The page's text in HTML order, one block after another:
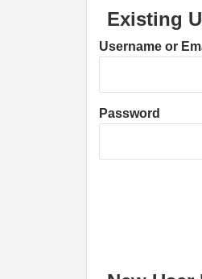
Existing
Username or
Password